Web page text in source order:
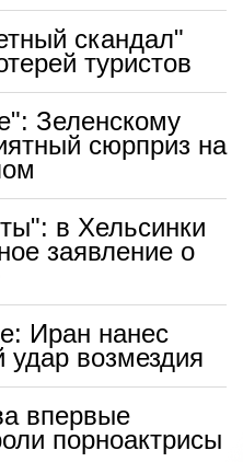
скандал"
туристов
Зеленскому
сюрприз на
в Хельсинки
заявление о
Иран нанес
удар возмездия
впервые
порноактрисы